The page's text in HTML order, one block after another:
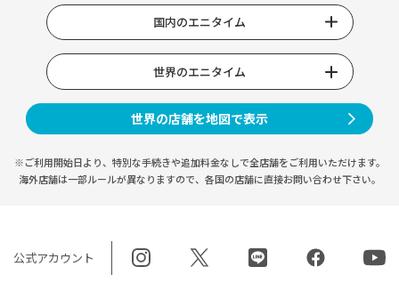
国内のエニタイム
世界のエニタイム
世界の店舗を地図で表示
※ご利用開始日より、特別な手続きや追加料金なしで全店舗をご利用いただけます。
海外店舗は一部ルールが異なりますので、 各国の店舗に直接お問い合わせ下さい。
公式アカウント